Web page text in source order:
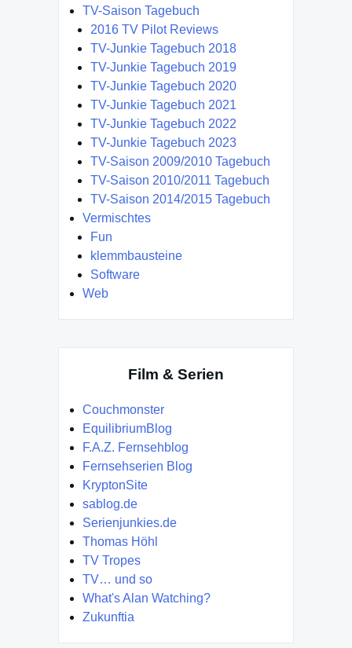
TV-Saison Tagebuch
2016 TV Pilot Reviews
TV-Junkie Tagebuch 2018
TV-Junkie Tagebuch 2019
TV-Junkie Tagebuch 2020
TV-Junkie Tagebuch 2021
TV-Junkie Tagebuch 2022
TV-Junkie Tagebuch 2023
TV-Saison 2009/2010 Tagebuch
TV-Saison 2010/2011 Tagebuch
TV-Saison 2014/2015 Tagebuch
Vermischtes
Fun
klemmbausteine
Software
Web
Film & Serien
Couchmonster
EquilibriumBlog
F.A.Z. Fernsehblog
Fernsehserien Blog
KryptonSite
sablog.de
Serienjunkies.de
Thomas Höhl
TV Tropes
TV… und so
What's Alan Watching?
Zukunftia